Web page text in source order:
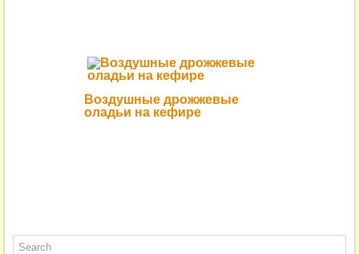
Воздушные дрожжевые
оладьи на кефире